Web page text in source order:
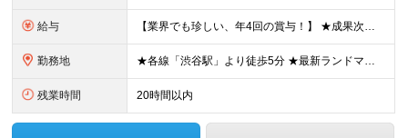
給与 【業界でも珍しい、年4回の賞与！】 ★成果次第でスピード昇給可 →20代で年収700万〜900万超も！ ■未経験：月給26〜30万円＋賞与年4回（業績による）＋各種手当 ※経験・スキルを考慮して決定
勤務地 ★各線「渋谷駅」より徒歩5分 ★最新ランドマークオフィスです！ ★転勤はありません 【本社】 東京都渋谷区道玄坂2-25-12 道玄坂通 dogenzaka-dori 5階 ※(変更の範囲)上記を除
残業時間 20時間以内